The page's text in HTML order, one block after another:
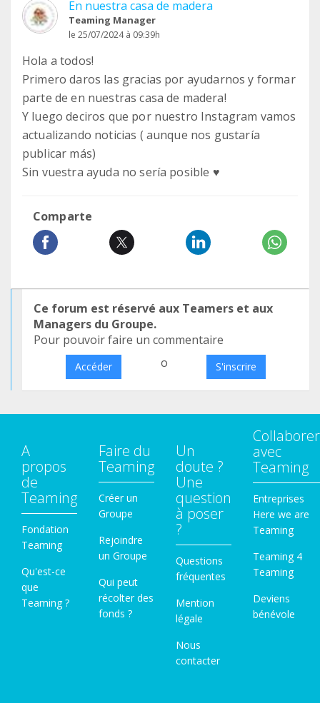
En nuestra casa de madera
Teaming Manager
le 25/07/2024 à 09:39h
Hola a todos!
Primero daros las gracias por ayudarnos y formar
parte de en nuestras casa de madera!
Y luego deciros que por nuestro Instagram vamos
actualizando noticias ( aunque nos gustaría
publicar más)
Sin vuestra ayuda no sería posible ♥️
Comparte
Ce forum est réservé aux Teamers et aux
Managers du Groupe.
Pour pouvoir faire un commentaire
Accéder o S'inscrire
A
propos
de
Teaming
Fondation
Teaming
Qu'est-ce
que
Teaming ?
Faire du
Teaming
Créer un
Groupe
Rejoindre
un Groupe
Qui peut
récolter des
fonds ?
Un
doute ?
Une
question
à poser
?
Questions
fréquentes
Mention
légale
Nous
contacter
Collaborer
avec
Teaming
Entreprises
Here we are
Teaming
Teaming 4
Teaming
Deviens
bénévole